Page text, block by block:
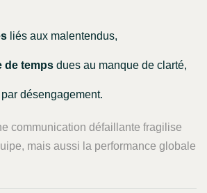
liés aux malentendus,
de temps dues au manque de clarté,
par désengagement.
communication défaillante fragilise
mais aussi la performance globale